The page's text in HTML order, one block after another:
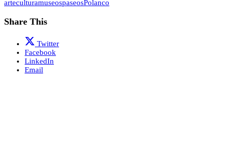
arteculturamuseospaseosPolanco
Share This
Twitter
Facebook
LinkedIn
Email